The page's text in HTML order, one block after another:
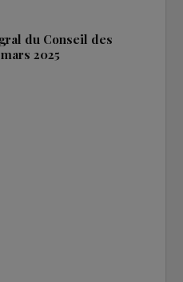
du Conseil des
2025